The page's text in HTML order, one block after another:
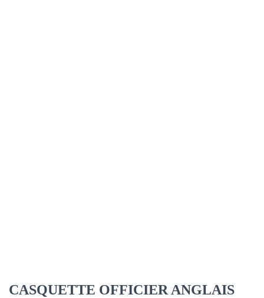
CASQUETTE OFFICIER ANGLAIS